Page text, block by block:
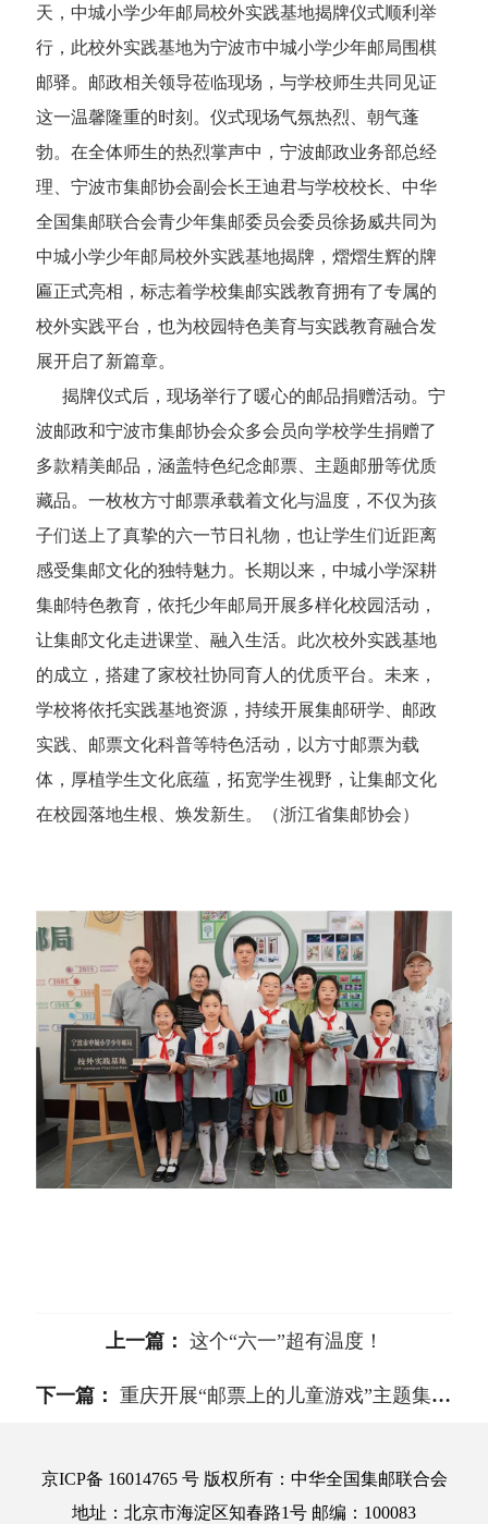
天，中城小学少年邮局校外实践基地揭牌仪式顺利举
行，此校外实践基地为宁波市中城小学少年邮局围棋
邮驿。邮政相关领导莅临现场，与学校师生共同见证
这一温馨隆重的时刻。仪式现场气氛热烈、朝气蓬
勃。在全体师生的热烈掌声中，宁波邮政业务部总经
理、宁波市集邮协会副会长王迪君与学校校长、中华
全国集邮联合会青少年集邮委员会委员徐扬威共同为
中城小学少年邮局校外实践基地揭牌，熠熠生辉的牌
匾正式亮相，标志着学校集邮实践教育拥有了专属的
校外实践平台，也为校园特色美育与实践教育融合发
展开启了新篇章。
揭牌仪式后，现场举行了暖心的邮品捐赠活动。宁
波邮政和宁波市集邮协会众多会员向学校学生捐赠了
多款精美邮品，涵盖特色纪念邮票、主题邮册等优质
藏品。一枚枚方寸邮票承载着文化与温度，不仅为孩
子们送上了真挚的六一节日礼物，也让学生们近距离
感受集邮文化的独特魅力。长期以来，中城小学深耕
集邮特色教育，依托少年邮局开展多样化校园活动，
让集邮文化走进课堂、融入生活。此次校外实践基地
的成立，搭建了家校社协同育人的优质平台。未来，
学校将依托实践基地资源，持续开展集邮研学、邮政
实践、邮票文化科普等特色活动，以方寸邮票为载
体，厚植学生文化底蕴，拓宽学生视野，让集邮文化
在校园落地生根、焕发新生。（浙江省集邮协会）
上一篇： 这个“六一”超有温度！
下一篇： 重庆开展“邮票上的儿童游戏”主题集邮活动
京ICP备 16014765 号 版权所有：中华全国集邮联合会
地址：北京市海淀区知春路1号 邮编：100083